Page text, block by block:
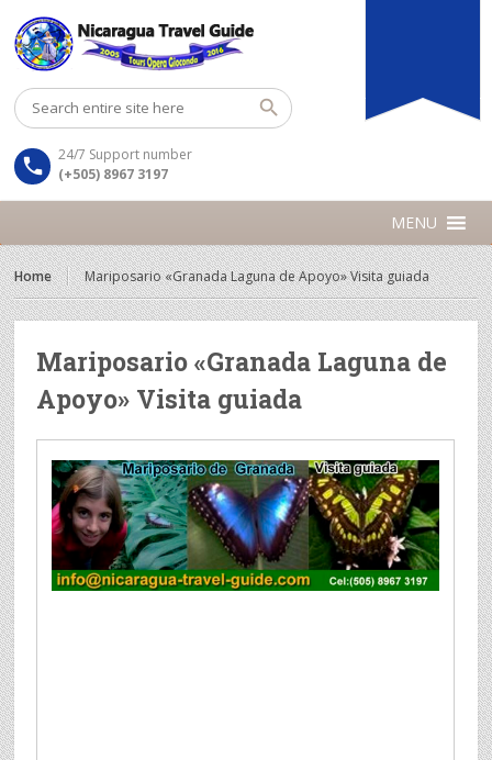
24/7 Support number
(+505) 8967 3197
MENU
Home Mariposario «Granada Laguna de Apoyo» Visita guiada
Mariposario «Granada Laguna de
Apoyo» Visita guiada